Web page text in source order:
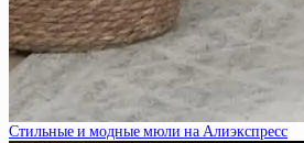
Стильные и модные мюли на Алиэкспресс